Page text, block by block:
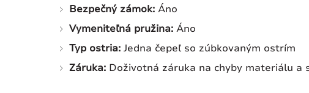
Bezpečný zámok: Áno
Vymeniteľná pružina: Áno
Typ ostria: Jedna čepeľ so zúbkovaným ostrím
Záruka: Doživotná záruka na chyby materiálu a